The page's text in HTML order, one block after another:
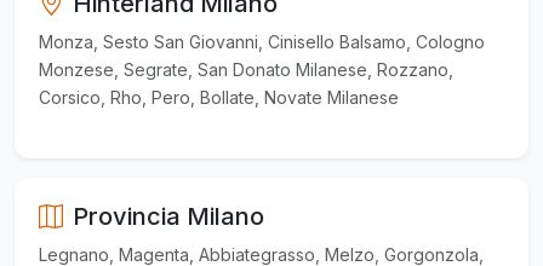
Monza, Sesto San Giovanni, Cinisello Balsamo, Cologno
Monzese, Segrate, San Donato Milanese, Rozzano,
Corsico, Rho, Pero, Bollate, Novate Milanese
Provincia Milano
Legnano, Magenta, Abbiategrasso, Melzo, Gorgonzola,